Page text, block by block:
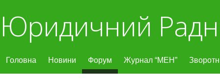
Юридичний
Головна Новини Форум Журнал “МЕН”